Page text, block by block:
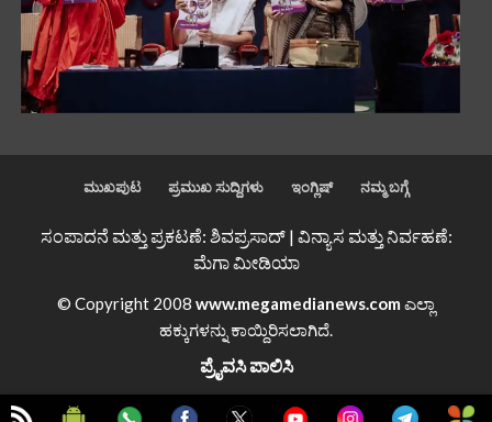
ಮುಖಪುಟ ಪ್ರಮುಖ ಸುದ್ದಿಗಳು ಇಂಗ್ಲಿಷ್ ನಮ್ಮ ಬಗ್ಗೆ
ಸಂಪಾದನೆ ಮತ್ತು ಪ್ರಕಟಣೆ: ಶಿವಪ್ರಸಾದ್ | ವಿನ್ಯಾಸ ಮತ್ತು ನಿರ್ವಹಣೆ:
ಮೆಗಾ ಮೀಡಿಯಾ
© Copyright 2008 www.megamedianews.com ಎಲ್ಲಾ
ಹಕ್ಕುಗಳನ್ನು ಕಾಯ್ದಿರಿಸಲಾಗಿದೆ.
ಪ್ರೈವಸಿ ಪಾಲಿಸಿ